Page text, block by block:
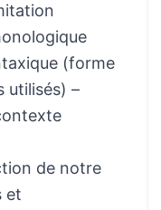
(forme
utilisés) –
de notre
et